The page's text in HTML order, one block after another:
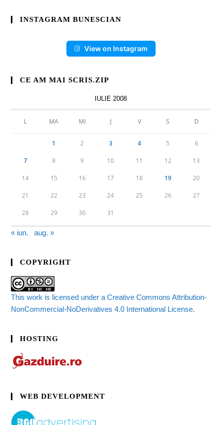
INSTAGRAM BUNESCIAN
View on Instagram
CE AM MAI SCRIS.ZIP
IULIE 2008
L MA MI J V S D
1 2 3 4 5 6
7 8 9 10 11 12 13
14 15 16 17 18 19 20
21 22 23 24 25 26 27
28 29 30 31
« iun. aug. »
COPYRIGHT
This work is licensed under a Creative Commons Attribution-
NonCommercial-NoDerivatives 4.0 International License.
HOSTING
WEB DEVELOPMENT